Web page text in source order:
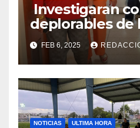
Investigaran
deplorables de
facilidades el
de la Salud en
FEB 6, 2025
NOTICIAS ULTIMA HORA